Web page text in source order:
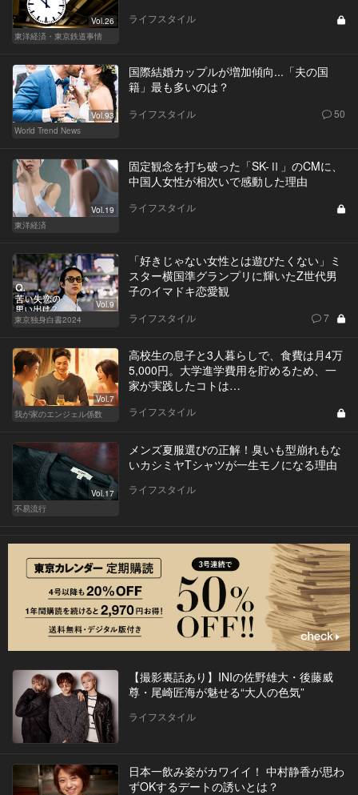
Vol.26
東洋経済・東京鉄道事情
ライフスタイル
Vol.93
World Trend News
国際結婚カップルが増加傾向...「夫の国
籍」最も多いのは？
ライフスタイル 50
Vol.19
東洋経済
固定観念を打ち破った「SK-Ⅱ」のCMに、
中国人女性が相次いで感動した理由
ライフスタイル
Vol.9
東京独身白書2024
「好きじゃない女性とは遊びたくない」ミ
スター横国準グランプリに輝いたZ世代男
子のイマドキ恋愛観
ライフスタイル 7
Vol.7
我が家のエンジェル係数
高校生の息子と3人暮らしで、食費は月4万
5,000円。大学進学費用を貯めるため、一
家が実践したコトは…
ライフスタイル
Vol.17
不易流行
メンズ夏服選びの正解！臭いも型崩れもな
いカシミヤTシャツが一生モノになる理由
ライフスタイル
【撮影裏話あり】INIの佐野雄大・後藤威
尊・尾崎匠海が魅せる“大人の色気”
ライフスタイル
日本一飲み姿がカワイイ！ 中村静香が思わ
ずOKするデートの誘いとは？